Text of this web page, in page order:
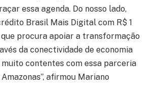
essa agenda. Do nosso lado,
Brasil Mais Digital com R$ 1
que procura apoiar a transformação
da conectividade de economia
contentes com essa parceria
afirmou Mariano